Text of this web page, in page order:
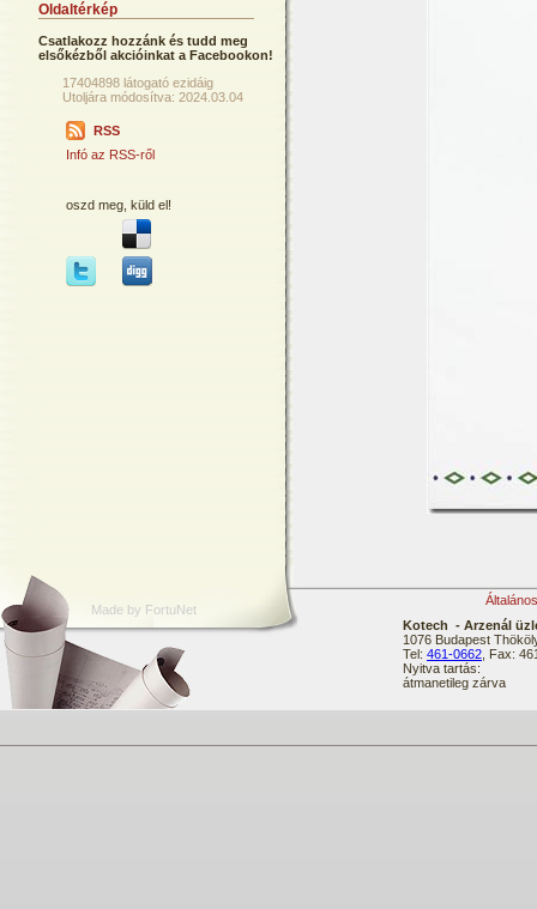
Oldaltérkép
Csatlakozz hozzánk és tudd meg
elsőkézből akcióinkat a Facebookon!
17404898 látogató ezidáig
Utoljára módosítva: 2024.03.04
RSS
Infó az RSS-ről
oszd meg, küld el!
Made by FortuNet
Kotech - Arzenál
1076 Budapest
Tel: 461-0662 , Fax:
Nyitva tartás:
átmanetileg zárva